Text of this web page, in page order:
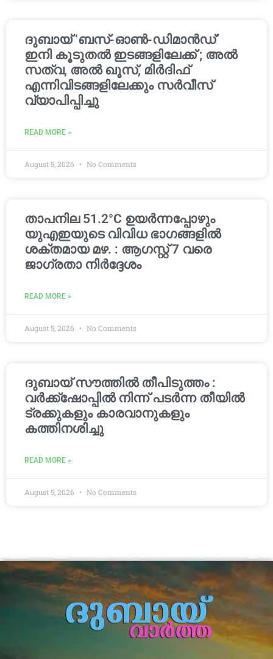
ദുബായ് ‘ബസ്-ഓൺ-ഡിമാൻഡ്’
ഇനി കൂടുതൽ ഇടങ്ങളിലേക്ക് ; അൽ
സത്വ, അൽ ഖൂസ്, മിർദിഫ്
എന്നിവിടങ്ങളിലേക്കും സർവീസ്
വ്യാപിപ്പിച്ചു
READ MORE »
August 5, 2026 No Comments
താപനില 51.2°C ഉയർന്നപ്പോഴും
യുഎഇയുടെ വിവിധ ഭാഗങ്ങളിൽ
ശക്തമായ മഴ. : ആഗസ്റ്റ് 7 വരെ
ജാഗ്രതാ നിർദ്ദേശം
READ MORE »
August 5, 2026 No Comments
ദുബായ് സൗത്തിൽ തീപിടുത്തം :
വർക്ക്‌ഷോപ്പിൽ നിന്ന് പടർന്ന തീയിൽ
ട്രക്കുകളും കാരവാനുകളും
കത്തിനശിച്ചു
READ MORE »
August 5, 2026 No Comments